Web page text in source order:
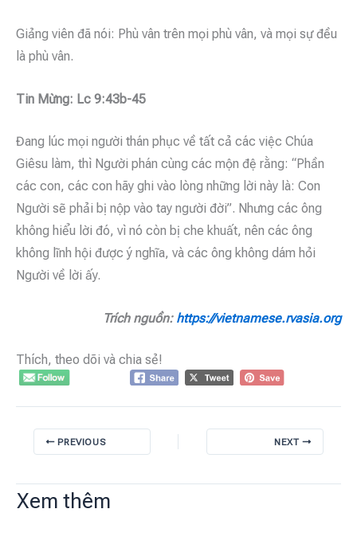
Giảng viên đã nói: Phù vân trên mọi phù vân, và mọi sự đều
là phù vân.
Tin Mừng: Lc 9:43b-45
Đang lúc mọi người thán phục về tất cả các việc Chúa
Giêsu làm, thì Người phán cùng các mộn đệ rằng: “Phần
các con, các con hãy ghi vào lòng những lời này là: Con
Người sẽ phải bị nộp vào tay người đời”. Nhưng các ông
không hiểu lời đó, vì nó còn bị che khuất, nên các ông
không lĩnh hội được ý nghĩa, và các ông không dám hỏi
Người về lời ấy.
Trích nguồn: https://vietnamese.rvasia.org
Thích, theo dõi và chia sẻ!
PREVIOUS NEXT
Xem thêm